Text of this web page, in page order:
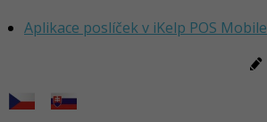
Aplikace poslíček v iKelp POS Mobile